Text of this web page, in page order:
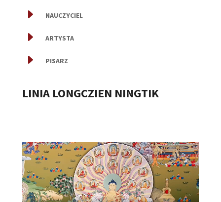
E NAUCZYCIEL
E ARTYSTA
E PISARZ
LINIA LONGCZIEN NINGTIK